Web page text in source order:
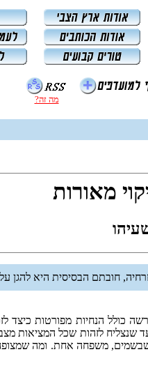
מה זה?
מאורות
חובתם הבסיסית היא
כולל הנחיות מפורטות כיצד
שנצליח לזהות שכל המציאות
שבשמים, משפחה אחת. ומה